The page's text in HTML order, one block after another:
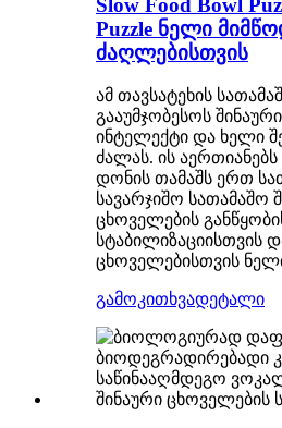
Puzzle ნელი
ძაღლებისთვის
ამ თავსატეხის
გააუმჯობესოს
ინტელექტი და ხელი
ძალას. ის
დონის თამაშს ერთ
სავარჯიშო სათამაშო
ცხოველების
სტაბილიზაციისთვის
ცხოველებისთვის
გამოკითხვადეტალი